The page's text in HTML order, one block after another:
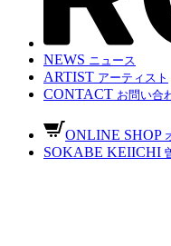
NEWS ニュース
ARTIST アーティスト
CONTACT お問い合
ONLINE SHOP
SOKABE KEIICHI